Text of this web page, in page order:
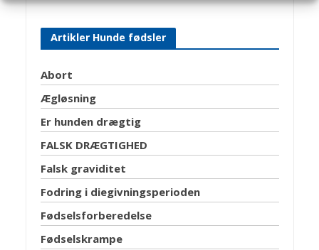
Artikler Hunde fødsler
Abort
Ægløsning
Er hunden drægtig
FALSK DRÆGTIGHED
Falsk graviditet
Fodring i diegivningsperioden
Fødselsforberedelse
Fødselskrampe